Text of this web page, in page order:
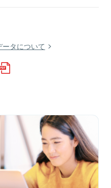
タについて